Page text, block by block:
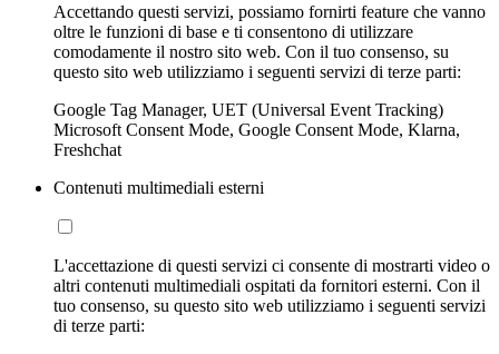
Accettando questi servizi, possiamo fornirti feature che vanno
oltre le funzioni di base e ti consentono di utilizzare
comodamente il nostro sito web. Con il tuo consenso, su
questo sito web utilizziamo i seguenti servizi di terze parti:
Google Tag Manager, UET (Universal Event Tracking)
Microsoft Consent Mode, Google Consent Mode, Klarna,
Freshchat
Contenuti multimediali esterni
L'accettazione di questi servizi ci consente di mostrarti video o
altri contenuti multimediali ospitati da fornitori esterni. Con il
tuo consenso, su questo sito web utilizziamo i seguenti servizi
di terze parti: